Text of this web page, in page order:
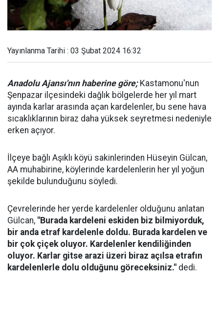
Yayınlanma Tarihi : 03 Şubat 2024 16:32
Anadolu Ajansı'nın haberine göre;Kastamonu'nun
Şenpazar ilçesindeki dağlık bölgelerde her yıl mart
ayında karlar arasında açan kardelenler, bu sene hava
sıcaklıklarının biraz daha yüksek seyretmesi nedeniyle
erken açıyor.
İlçeye bağlı Aşıklı köyü sakinlerinden Hüseyin Gülcan,
AA muhabirine, köylerinde kardelenlerin her yıl yoğun
şekilde bulunduğunu söyledi.
Çevrelerinde her yerde kardelenler olduğunu anlatan
Gülcan, "Burada kardeleni eskiden biz bilmiyorduk,
bir anda etraf kardelenle doldu. Burada kardelen ve
bir çok çiçek oluyor. Kardelenler kendiliğinden
oluyor. Karlar gitse arazi üzeri biraz açılsa etrafın
kardelenlerle dolu olduğunu göreceksiniz." dedi.